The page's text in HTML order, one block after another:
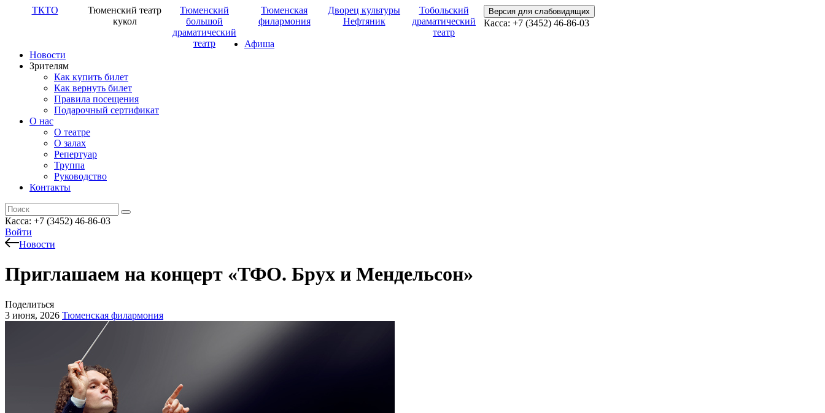
ТКТО
Тюменский театр
кукол
Тюменский
большой
драматический
театр
Тюменская
филармония
Дворец культуры
Нефтяник
Тобольский
драматический
театр
Версия для слабовидящих
Касса: +7 (3452) 46-86-03
Афиша
Новости
Зрителям
Как купить билет
Как вернуть билет
Правила посещения
Подарочный сертификат
О нас
О театре
О залах
Репертуар
Труппа
Руководство
Контакты
Касса: +7 (3452) 46-86-03
Войти
Новости
Приглашаем на концерт «ТФО. Брух и Мендельсон»
Поделиться
3 июня, 2026 Тюменская филармония